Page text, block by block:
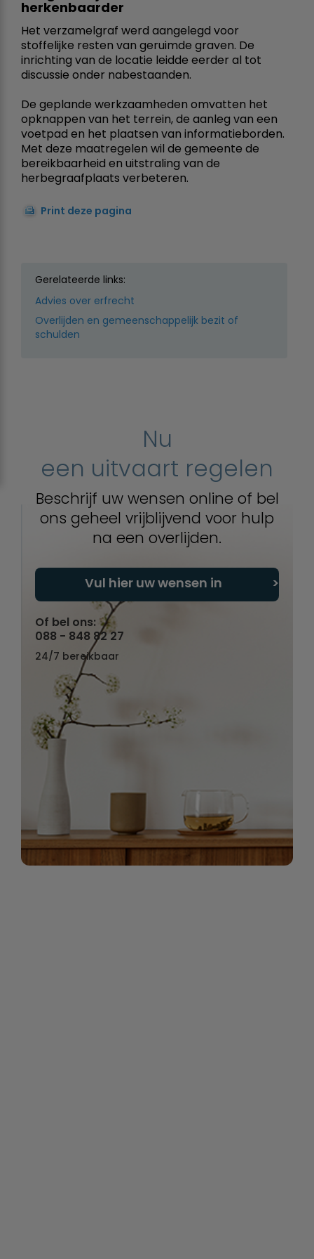
herkenbaarder
Het verzamelgraf werd aangelegd voor
stoffelijke resten van geruimde graven. De
inrichting van de locatie leidde eerder al tot
discussie onder nabestaanden.
De geplande werkzaamheden omvatten het
opknappen van het terrein, de aanleg van een
voetpad en het plaatsen van informatieborden.
Met deze maatregelen wil de gemeente de
bereikbaarheid en uitstraling van de
herbegraafplaats verbeteren.
Print deze pagina
Gerelateerde links:
Advies over erfrecht
Overlijden en gemeenschappelijk bezit of
schulden
Nu
een uitvaart regelen
Beschrijf uw wensen online of bel
ons geheel vrijblijvend voor hulp
na een overlijden.
Vul hier uw wensen in
Of bel ons:
088 - 848 82 27
24/7 bereikbaar